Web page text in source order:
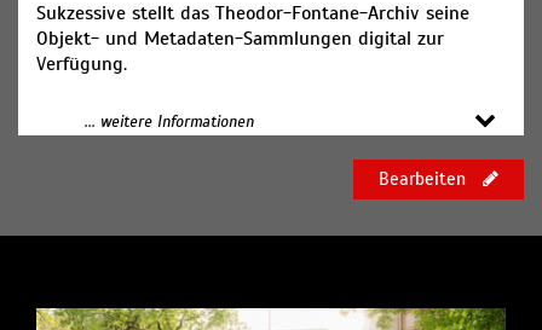
Sukzessive stellt das Theodor-Fontane-Archiv seine
Objekt- und Metadaten-Sammlungen digital zur
Verfügung.
Fontanes Handschriften digital
Das Theodor-Fontane-Archiv hat sämtliche seiner
Handschriftenbestände digitalisiert. In der digitalen
Handschriften-Sammlung stellen wir diese Bestände
->www.fontanearchiv.de/bestaende-
... weitere Informationen
Bearbeiten